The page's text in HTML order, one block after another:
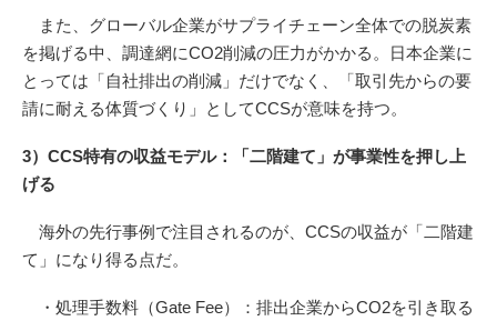
また、グローバル企業がサプライチェーン全体での脱炭素
を掲げる中、調達網にCO2削減の圧力がかかる。日本企業に
とっては「自社排出の削減」だけでなく、「取引先からの要
請に耐える体質づくり」としてCCSが意味を持つ。
3）CCS特有の収益モデル：「二階建て」が事業性を押し上
げる
海外の先行事例で注目されるのが、CCSの収益が「二階建
て」になり得る点だ。
・処理手数料（Gate Fee）：排出企業からCO2を引き取る